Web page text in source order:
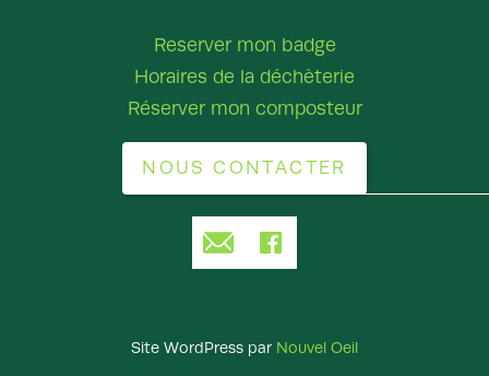
Reserver mon badge
Horaires de la déchèterie
Réserver mon composteur
NOUS CONTACTER
Site WordPress par Nouvel Oeil